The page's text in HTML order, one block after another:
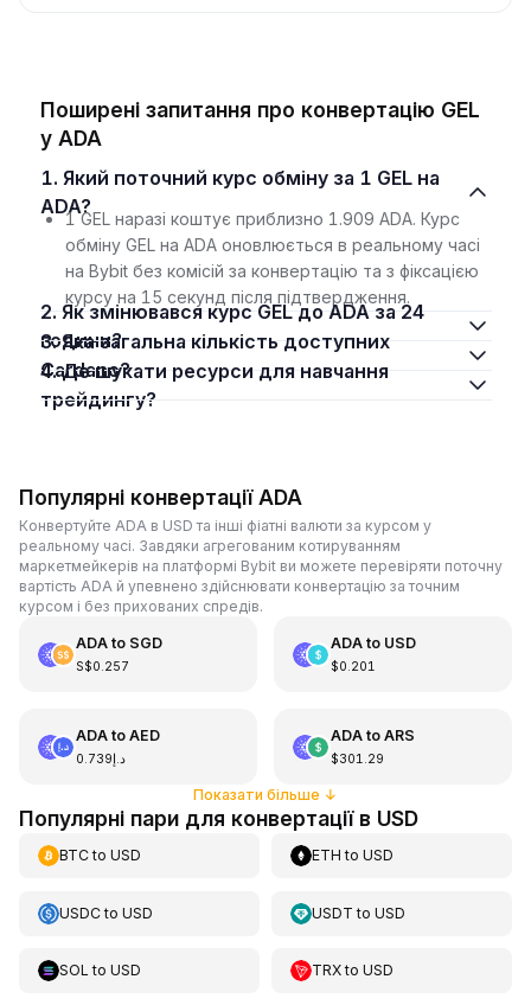
Поширені запитання про конвертацію GEL
у ADA
1. Який поточний курс обміну за 1 GEL на
ADA?
1 GEL наразі коштує приблизно 1.909 ADA. Курс
обміну GEL на ADA оновлюється в реальному часі
на Bybit без комісій за конвертацію та з фіксацією
курсу на 15 секунд після підтвердження.
2. Як змінювався курс GEL до ADA за 24
години?
3. Яка загальна кількість доступних
Cardano?
4. Де шукати ресурси для навчання
трейдингу?
Популярні конвертації ADA
Конвертуйте ADA в USD та інші фіатні валюти за курсом у
реальному часі. Завдяки агрегованим котируванням
маркетмейкерів на платформі Bybit ви можете перевіряти поточну
вартість ADA й упевнено здійснювати конвертацію за точним
курсом і без прихованих спредів.
ADAto SGD
S$0.257
ADAto USD
$0.201
ADAto AED
د.إ0.739
ADAto ARS
$301.29
Показати більше ↓
Популярні пари для конвертації в USD
BTCto USD ETH toUSD
USDCto USD USDT toUSD
SOL to USD TRXtoUSD